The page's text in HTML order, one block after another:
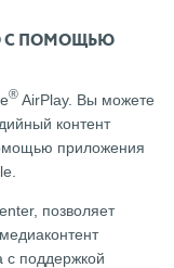
С ПОМОЩЬЮ
® AirPlay. Вы можете
контент
приложения
позволяет
с поддержкой